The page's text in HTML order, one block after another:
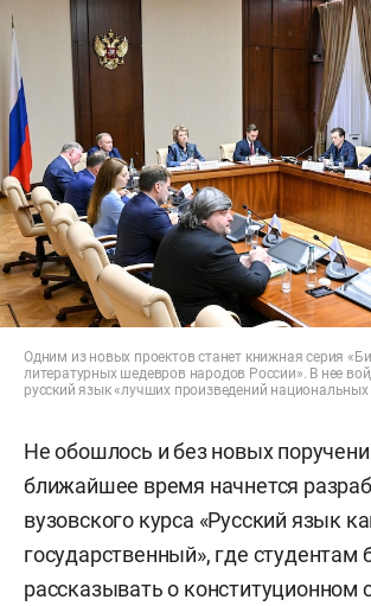
Одним из новых проектов станет книжная серия
литературных шедевров народов России». В нее
русский язык «лучших произведений национальных
Не обошлось и без новых
ближайшее время начнется
вузовского курса «Русский язык
государственный», где студентам
рассказывать о конституционном